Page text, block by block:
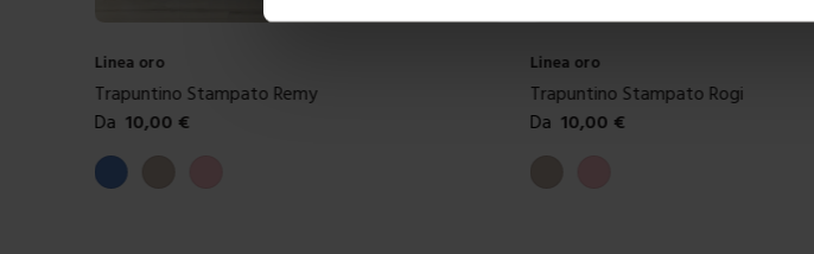
Linea oro
Trapuntino Stampato Rogi
Da 10,00 €
Colori disponibili
TortoraRosa
Linea oro
Trapuntino Tinta Unita Equador
18,90€ Da
Colori disponibili
Panna